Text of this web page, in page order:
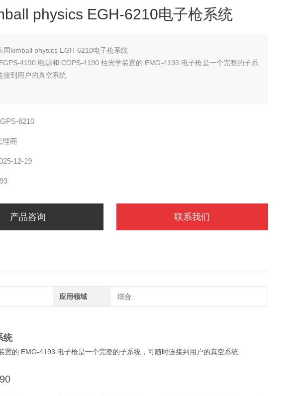
physics EGH-6210电子枪系统
国kimball physics EGH-6210电子枪系统
4190 电源和 COPS-4190 柱光学装置的 EMG-4193 电子枪是一个完整的子系
接到用户的真空系统
6210
理商
12-19
产品咨询 联系我们
应用领域 综合
统
的 EMG-4193 电子枪是一个完整的子系统，可随时连接到用户的真空系统